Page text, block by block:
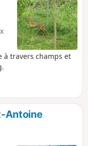
à travers champs et
Antoine